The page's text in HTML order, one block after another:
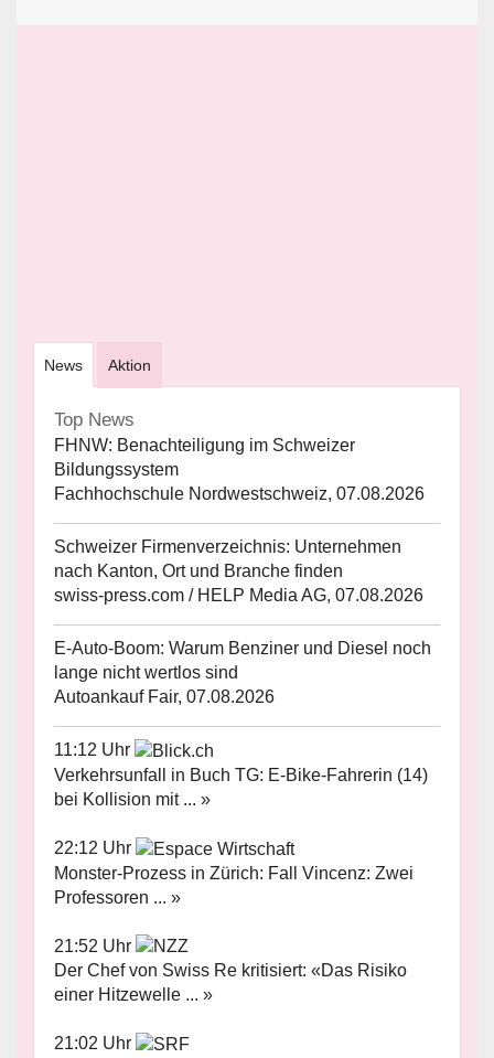
News Aktion
Top News
FHNW: Benachteiligung im Schweizer
Bildungssystem
Fachhochschule Nordwestschweiz, 07.08.2026
Schweizer Firmenverzeichnis: Unternehmen
nach Kanton, Ort und Branche finden
swiss-press.com / HELP Media AG, 07.08.2026
E-Auto-Boom: Warum Benziner und Diesel noch
lange nicht wertlos sind
Autoankauf Fair, 07.08.2026
11:12 Uhr
Verkehrsunfall in Buch TG: E-Bike-Fahrerin (14)
bei Kollision mit ... »
22:12 Uhr
Monster-Prozess in Zürich: Fall Vincenz: Zwei
Professoren ... »
21:52 Uhr
Der Chef von Swiss Re kritisiert: «Das Risiko
einer Hitzewelle ... »
21:02 Uhr